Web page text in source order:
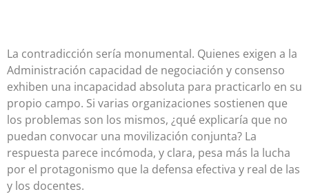
La contradicción sería monumental. Quienes exigen a la
Administración capacidad de negociación y consenso
exhiben una incapacidad absoluta para practicarlo en su
propio campo. Si varias organizaciones sostienen que
los problemas son los mismos, ¿qué explicaría que no
puedan convocar una movilización conjunta? La
respuesta parece incómoda, y clara, pesa más la lucha
por el protagonismo que la defensa efectiva y real de las
y los docentes.